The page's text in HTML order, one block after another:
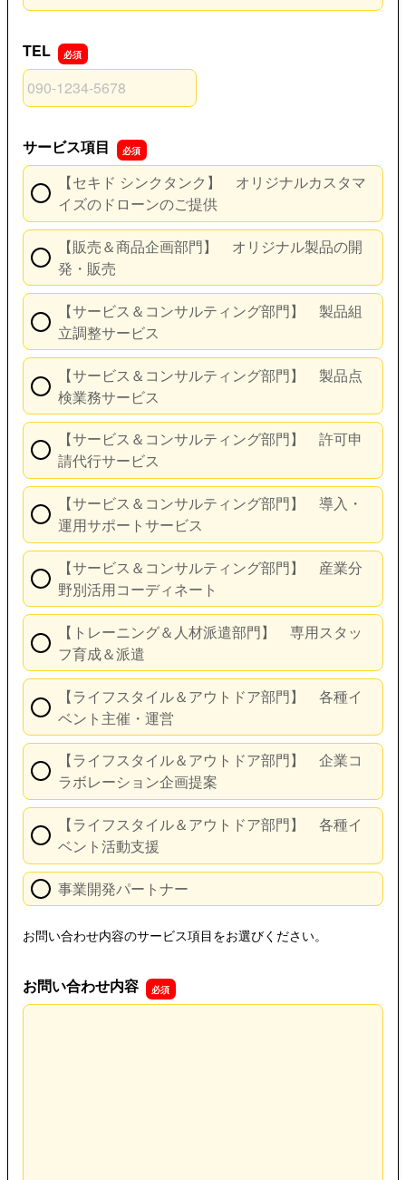
TEL
TEL
サービス項目
【セキド シンクタンク】 オリジナルカスタマ
イズのドローンのご提供
【販売＆商品企画部門】 オリジナル製品の開
発・販売
【サービス＆コンサルティング部門】 製品組
立調整サービス
【サービス＆コンサルティング部門】 製品点
検業務サービス
【サービス＆コンサルティング部門】 許可申
請代行サービス
【サービス＆コンサルティング部門】 導入・
運用サポートサービス
【サービス＆コンサルティング部門】 産業分
野別活用コーディネート
【トレーニング＆人材派遣部門】 専用スタッ
フ育成＆派遣
【ライフスタイル＆アウトドア部門】 各種イ
ベント主催・運営
【ライフスタイル＆アウトドア部門】 企業コ
ラボレーション企画提案
【ライフスタイル＆アウトドア部門】 各種イ
ベント活動支援
事業開発パートナー
お問い合わせ内容のサービス項目をお選びください。
お問い合わせ内容
お問い合わせ内容